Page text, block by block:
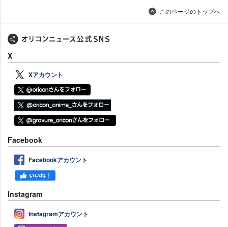
このページのトップへ
X
Xアカウント
Facebook
Facebookアカウント
Instagram
Instagramアカウント